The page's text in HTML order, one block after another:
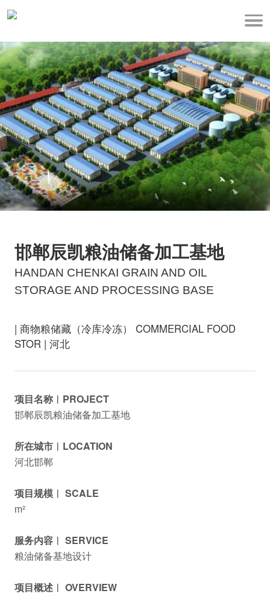
邯郸辰凯粮油储备加工基地
HANDAN CHENKAI GRAIN AND OIL
STORAGE AND PROCESSING BASE
| 商物粮储藏（冷库冷冻） COMMERCIAL FOOD
STOR | 河北
项目名称︱PROJECT
邯郸辰凯粮油储备加工基地
所在城市︱LOCATION
河北邯郸
项目规模︱ SCALE
m²
服务内容︱ SERVICE
粮油储备基地设计
项目概述︱ OVERVIEW